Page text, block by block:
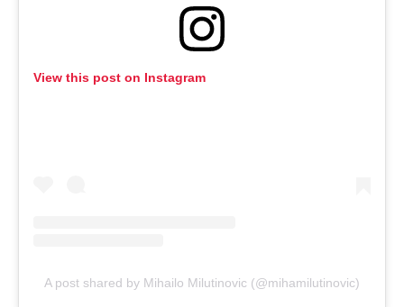
View this post on Instagram
A post shared by Mihailo Milutinovic (@mihamilutinovic)